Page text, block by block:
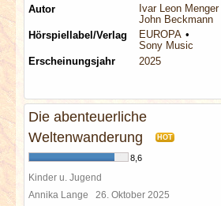
Autor
Ivar Leon Menger
John Beckmann
Hörspiellabel/Verlag
EUROPA
Sony Music
Erscheinungsjahr
2025
Die abenteuerliche
Weltenwanderung
HOT
8,6
Kinder u. Jugend
Annika Lange 26. Oktober 2025